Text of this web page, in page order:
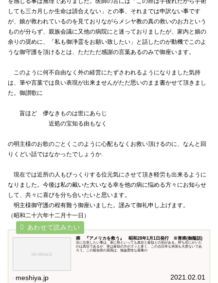
しても三カ月しか生命は請合えない」との事、それまでは申訳ない事です
が、娘が救われているのを見ておりながらメシヤ教の真の救いのお力という
ものが分らず、親族会議に又他の病院にと迷っておりましたが、家内と娘の
余りの奨めに、「私も御浄霊をお願い致したい」と話したのが動機でこのよ
うな御守護を頂けるとは、ただただ感謝の言葉あるのみで御座います。
このように何不自由なく外の経営にたずさわれるようになりました気持
は、筆や言葉では良い表現が出来ませんがただ思いのまま書かせて頂きまし
た。御讃歌に
盲ほど 儚なきものは世にあらじ
近処の宝知る由もなく
の明主様のお歌のごとくこのように心配もなくお救い頂けるのに、なんと回
りくどい話ではなかったでしょうか.
現在では近所の人もびっくりする位元気にさせて頂き軽労も出来るように
なりました。今後は私の戴いた大いなる幸を他の病に悩める方々にお知らせ
して、共々に喜びを分ち合いたいと思います。
明主様御守護の程有難う御座いました。謹みて御礼申し上げます。
（昭和二十六年十二月十一日）
癌 『アメリカを救う』 昭和28年1月1日発行 ※胃癌(御蔭話)
次に注意したい事は、単に癌といっても真症と疑似との別がある。即ち右にかいた
のは真症であるが、実は疑似の方がズッと多く、この点日本も米国も大差ないであ
ろう。この疑似癌の原因は、無論悪性な薬毒の
meshiya.jp 2021.02.01